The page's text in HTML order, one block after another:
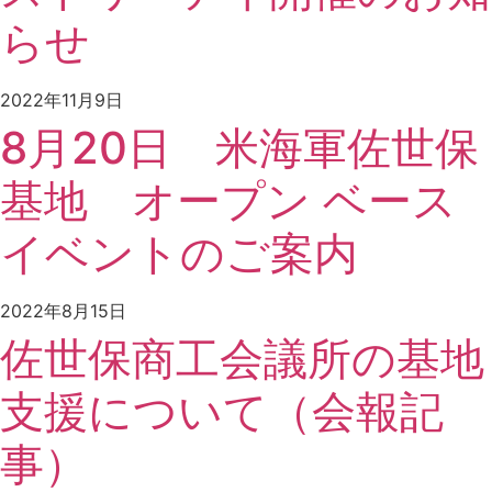
らせ
2022年11月9日
8月20日 米海軍佐世保
基地 オープン ベース
イベントのご案内
2022年8月15日
佐世保商工会議所の基地
支援について（会報記
事）